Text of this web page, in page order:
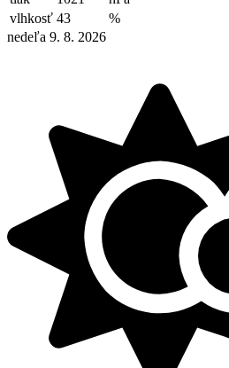
vlhkosť 43
%
nedeľa 9. 8. 2026